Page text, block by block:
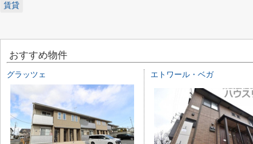
賃貸
おすすめ物件
グラッツェ エトワール・ベガ